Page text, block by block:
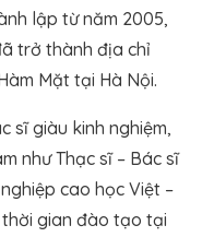
lập từ năm 2005,
trở thành địa chỉ
Mặt tại Hà Nội.
sĩ giàu kinh nghiệm,
như Thạc sĩ – Bác sĩ
cao học Việt –
thời gian đào tạo tại